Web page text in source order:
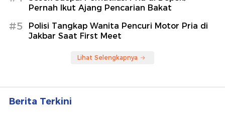
Pernah Ikut Ajang Pencarian Bakat
#5
Polisi Tangkap Wanita Pencuri Motor Pria di
Jakbar Saat First Meet
Lihat Selengkapnya
Berita Terkini